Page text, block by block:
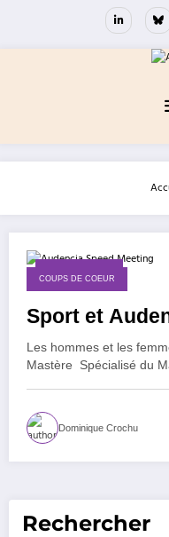
24 février 2015
COUPS DE COEUR
Les hommes et les
Mastère Spécialisé du
Dominique Crochu
Rechercher